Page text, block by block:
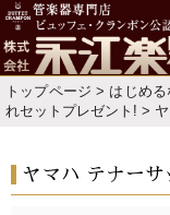
トップページ > はじめ
れセットプレゼント! >
ヤマハ テナー